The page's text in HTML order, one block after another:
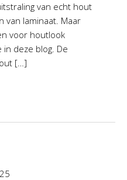
van echt hout
van laminaat. Maar
voor houtlook
in deze blog. De
[…]